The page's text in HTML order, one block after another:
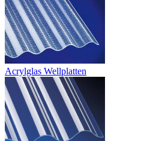
Acrylglas Wellplatten